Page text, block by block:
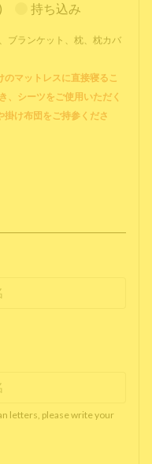
持ち込み
ブランケット、枕、枕カバ
のマットレスに直接寝るこ
、シーツをご使用いただく
け布団をご持参くださ
letters, please write your